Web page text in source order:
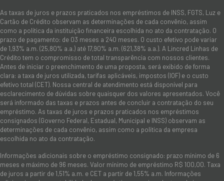
As taxas de juros e prazos praticados nos empréstimos de INSS, FGTS, Luz e
Cartão de Crédito observam as determinações de cada convênio, assim
como a política da instituição financeira escolhida no ato da contratação. O
prazo de pagamento: de 03 meses a 240 meses. O custo efetivo pode variar
de 1,93% a.m. (25,80% a.a.) até 17,90% a.m. (621,38% a.a.). A Lincred Linhas de
Crédito tem o compromisso de total transparência com nossos clientes.
Antes de iniciar o preenchimento de uma proposta, será exibido de forma
clara: a taxa de juros utilizada, tarifas aplicáveis, impostos (IOF) e o custo
efetivo total (CET). Nossa central de atendimento está disponível para
esclarecimento de dúvidas sobre quaisquer dos valores apresentados. Você
será informado das taxas e prazos antes de concluir a contratação do seu
empréstimo. As taxas de juros e prazos praticados nos empréstimos
consignados (Governo Federal, Estadual, Municipal e INSS) observam as
determinações de cada convênio, assim como a política da empresa
escolhida no ato da contratação.
Informações adicionais sobre o empréstimo consignado: prazo mínimo de 6
meses e máximo de 96 meses. Valor mínimo de empréstimo R$ 100,00. Taxa
de juros a partir de 1,51% a.m. e CET a partir de 1,55% a.m. Informações